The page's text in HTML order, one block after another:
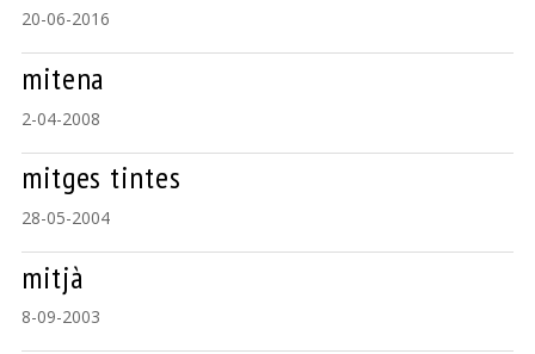
20-06-2016
mitena
2-04-2008
mitges tintes
28-05-2004
mitjà
8-09-2003